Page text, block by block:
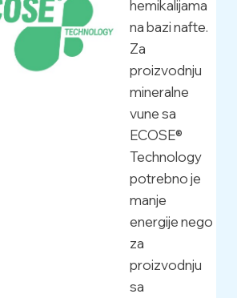
hemikalijama
na bazi nafte.
Za
proizvodnju
mineralne
vune sa
ECOSE®
Technology
potrebno je
manje
energije nego
za
proizvodnju
sa